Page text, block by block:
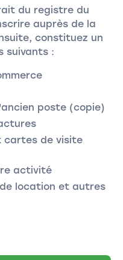
du registre du
auprès de la
constituez un
suivants :
poste (copie)
cartes de visite
activité
location et autres